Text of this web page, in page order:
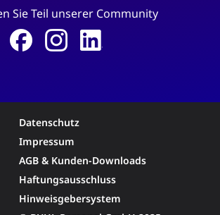
Sie Teil unserer Community
Datenschutz
Impressum
AGB & Kunden-Downloads
Haftungsausschluss
Hinweisgebersystem